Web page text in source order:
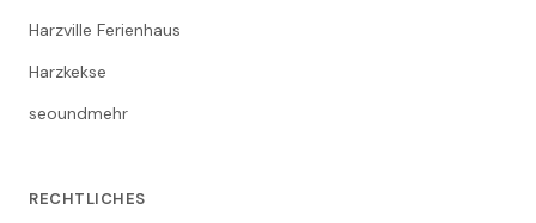
Harzville Ferienhaus
Harzkekse
seoundmehr
RECHTLICHES